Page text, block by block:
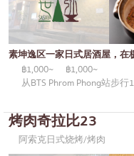
猪排盖饭/炸猪排
涮涮锅/寿喜烧
日式咖喱
日式烤鸡肉串
荞麦面/乌冬面
日本糖果
暹
通罗
完全相同的
阿索克
阿里
特别文章
KOL推荐的文章
素坤逸区一家日式居酒屋，在
฿1,000~
฿1,000~
从BTS Phrom Phong站步
烤肉奇拉比23
阿索克日式烧烤/烤肉